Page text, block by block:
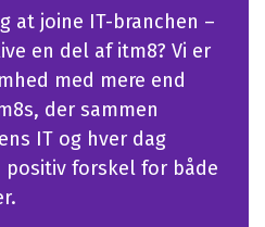
at joine IT-branchen –
en del af itm8? Vi er
med mere end
der sammen
IT og hver dag
positiv forskel for både